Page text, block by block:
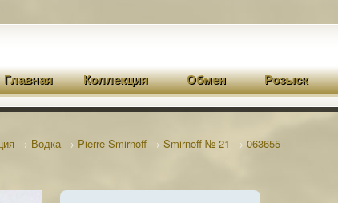
Главная Коллекция Обмен Розыск
→ Водка→ Pierre Smirnoff → Smirnoff № 21 → 063655